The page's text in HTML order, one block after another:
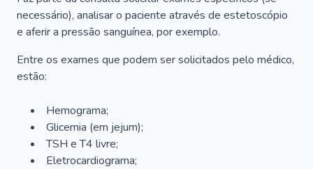
necessário), analisar o paciente através de estetoscópio
e aferir a pressão sanguínea, por exemplo.
Entre os exames que podem ser solicitados pelo médico,
estão:
Hemograma;
Glicemia (em jejum);
TSH e T4 livre;
Eletrocardiograma;